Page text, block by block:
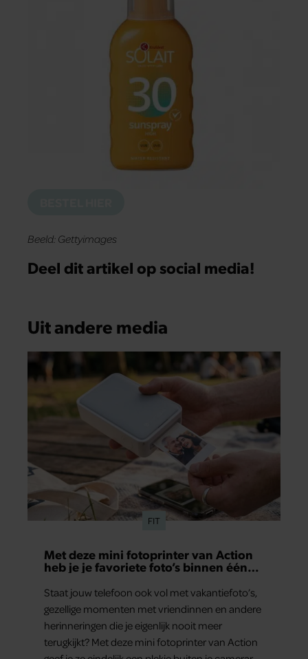
Beeld: Gettyimages
Deel dit artikel op social media!
Uit andere media
FIT
Met deze mini fotoprinter van Action
heb je je favoriete foto’s binnen één
minuut in handen
Staat jouw telefoon ook vol met vakantiefoto’s,
gezellige momenten met vriendinnen en andere
herinneringen die je eigenlijk nooit meer
terugkijkt? Met deze mini fotoprinter van Action